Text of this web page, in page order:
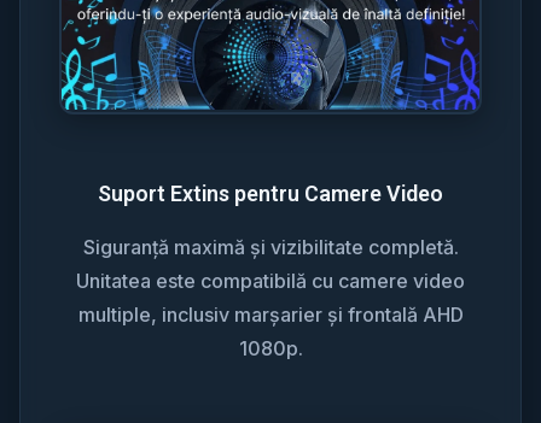
Suport Extins pentru Camere Video
Siguranță maximă și vizibilitate completă.
Unitatea este compatibilă cu camere video
multiple, inclusiv marșarier și frontală AHD
1080p.